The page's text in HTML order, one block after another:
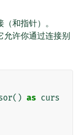
和指针）。
允许你通过连接别
() as curs